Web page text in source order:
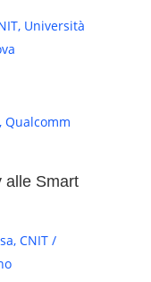
Università
Qualcomm
alle Smart
CNIT /